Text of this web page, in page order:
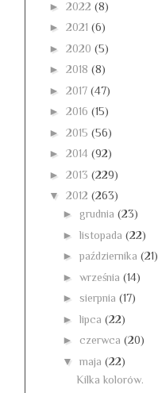
► 2022 (8)
► 2021 (6)
► 2020 (5)
► 2018 (8)
► 2017 (47)
► 2016 (15)
► 2015 (56)
► 2014 (92)
► 2013 (229)
▼ 2012 (263)
► grudnia (23)
► listopada (22)
► października (21)
► września (14)
► sierpnia (17)
► lipca (22)
► czerwca (20)
▼ maja (22)
Kilka kolorów.